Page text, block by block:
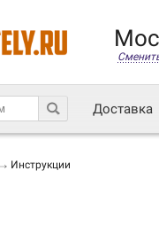
Доставка
Инструкции